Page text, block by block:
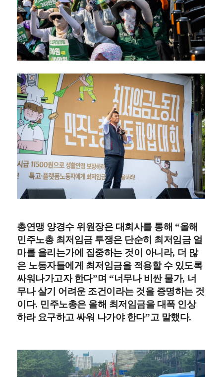
총연맹 양경수 위원장은 대회사를 통해 “올해
민주노총 최저임금 투쟁은 단순히 최저임금 얼
마를 올리는가에 집중하는 것이 아니라, 더 많
은 노동자들에게 최저임금을 적용할 수 있도록
싸워나가고자 한다”며 “너무나 비싼 물가, 너
무나 살기 어려운 조건이라는 것을 증명하는 것
이다. 민주노총은 올해 최저임금을 대폭 인상
하라 요구하고 싸워 나가야 한다”고 말했다.